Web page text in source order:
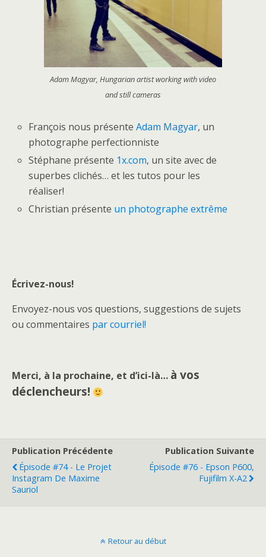
Adam Magyar, Hungarian artist working with video
and still cameras
François nous présenteAdam Magyar, un
photographe perfectionniste
Stéphane présente 1x.com, un site avec de
superbes clichés… et les tutos pour les
réaliser!
Christian présente un photographe extrême
Écrivez-nous!
Envoyez-nous vos questions, suggestions de sujets
ou commentaires par courriel!
Merci, à la prochaine, et d’ici-là… à vos
déclencheurs!
Publication Précédente
Épisode #74 - Le Projet
Instagram De Maxime
Sauriol
Publication Suivante
Épisode #76 - Epson P600,
Fujifilm X-A2
Retour au début